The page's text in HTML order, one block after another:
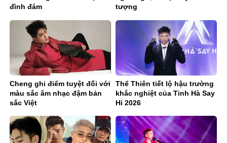
đình đám
tượng
Cheng ghi điểm tuyệt đối với
màu sắc âm nhạc đậm bản
sắc Việt
Thể Thiên tiết lộ hậu trường
khắc nghiệt của Tinh Hà Say
Hi 2026